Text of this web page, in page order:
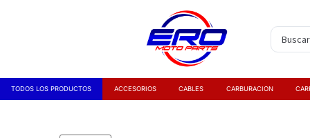
TODOS LOS PRODUCTOS ACCESORIOS CABLES CARBURACION